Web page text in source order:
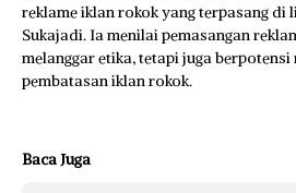
reklame iklan rokok yang terpasang di
Sukajadi. Ia menilai pemasangan
melanggar etika, tetapi juga
pembatasan iklan rokok.
Baca Juga